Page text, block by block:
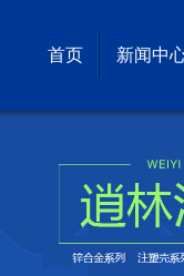
首页 新闻中